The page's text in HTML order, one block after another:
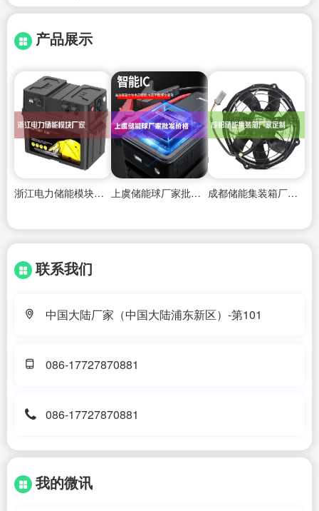
产品展示
浙江电力储能模块厂家 上虞储能球厂家批发价格 成都储能集装箱厂家定制
联系我们
中国大陆厂家（中国大陆浦东新区）-第101
086-17727870881
086-17727870881
我的微讯